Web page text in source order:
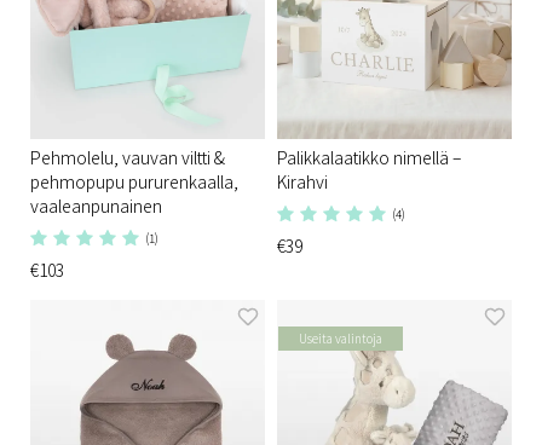
Pehmolelu, vauvan viltti &
pehmopupu pururenkaalla,
vaaleanpunainen
(1)
€103
Palikkalaatikko nimellä –
Kirahvi
(4)
€39
Useita valintoja